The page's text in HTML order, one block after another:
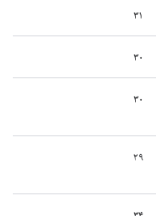
۳۱
۳۰
۳۰
۲۹